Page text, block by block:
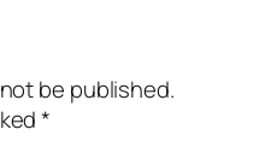
be published.
*